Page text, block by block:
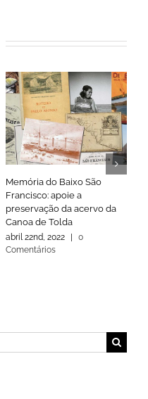
Memória do Baixo São
Francisco: apoie a
preservação da acervo da
Canoa de Tolda
abril 22nd, 2022
0
Comentários